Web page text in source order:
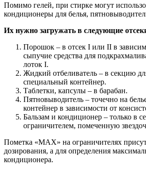
Помимо гелей, при стирке могут
кондиционеры для белья,
Их нужно загружать в следующие
Порошок – в отсек I или II в
сыпучие средства для
лоток I.
Жидкий отбеливатель – в секцию
специальный контейнер.
Таблетки, капсулы – в барабан.
Пятновыводитель – точечно на
контейнер в зависимости от
Бальзам и кондиционер – только в
ограничителем, помеченную
Пометка «MAX» на ограничителях
дозирования, а для определения
кондиционера.